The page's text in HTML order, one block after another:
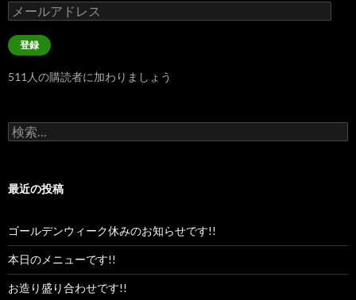
メ
ー
ル
ア
レ
登録
511人の購読者に加わりましょう
検
索:
最近の投稿
ゴールデンウィーク休みのお知らせです!!
本日のメニューです!!
お造り盛り合わせです!!